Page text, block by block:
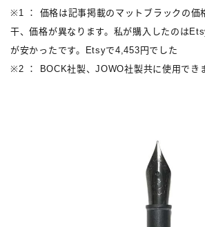
※1 ： 価格は記事掲載のマットブラックの価
干、価格が異なります。私が購入したのは
が安かったです。Etsyで4,453円でした
※2 ： BOCK社製、JOWO社製共に使用でき